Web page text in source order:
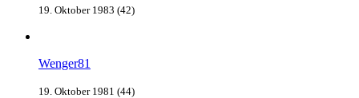
19. Oktober 1983 (42)
Wenger81
19. Oktober 1981 (44)